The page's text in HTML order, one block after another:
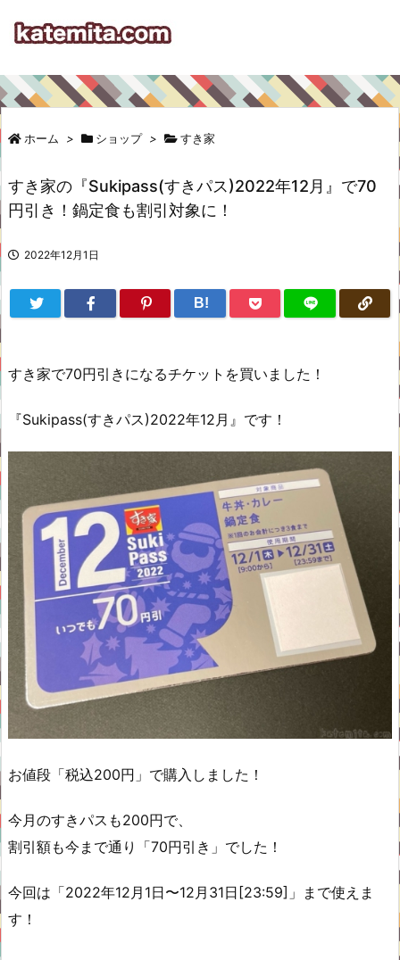
ホーム > ショップ > すき家
すき家の『Sukipass(すきパス)2022年12月』で70
円引き！鍋定食も割引対象に！
2022年12月1日
B!
すき家で70円引きになるチケットを買いました！
『Sukipass(すきパス)2022年12月』です！
お値段「税込200円」で購入しました！
今月のすきパスも200円で、
割引額も今まで通り「70円引き」でした！
今回は「2022年12月1日〜12月31日[23:59]」まで使えま
す！